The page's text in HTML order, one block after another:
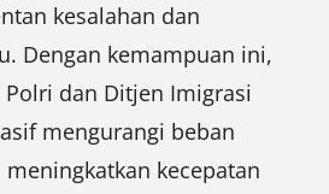
kesalahan dan
Dengan kemampuan ini,
dan Ditjen Imigrasi
mengurangi beban
kecepatan